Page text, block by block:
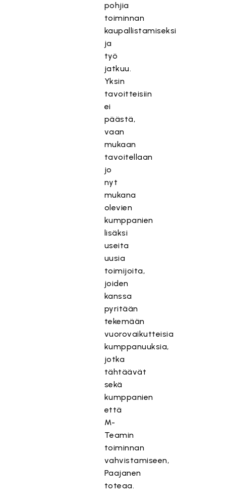
pohjia
toiminnan
kaupallistamiseksi
ja
työ
jatkuu.
Yksin
tavoitteisiin
ei
päästä,
vaan
mukaan
tavoitellaan
jo
nyt
mukana
olevien
kumppanien
lisäksi
useita
uusia
toimijoita,
joiden
kanssa
pyritään
tekemään
vuorovaikutteisia
kumppanuuksia,
jotka
tähtäävät
sekä
kumppanien
että
M-
Teamin
toiminnan
vahvistamiseen,
Paajanen
toteaa.